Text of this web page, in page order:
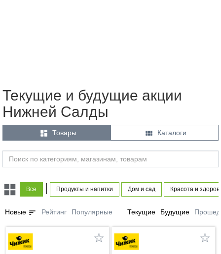
Текущие и будущие акции
Нижней Салды
 Товары  Каталоги
Все Продукты и напитки Дом и сад Красота и
Новые sort Рейтинг Популярные Текущие Будущие